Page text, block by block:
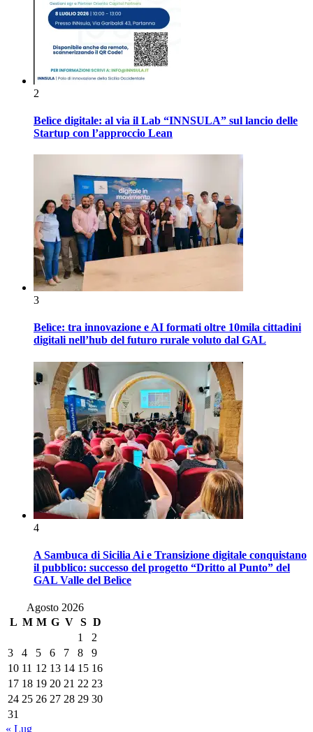
2
Belìce digitale: al via il Lab “INNSULA” sul lancio delle
Startup con l’approccio Lean
3
Belìce: tra innovazione e AI formati oltre 10mila cittadini
digitali nell’hub del futuro rurale voluto dal GAL
4
A Sambuca di Sicilia Ai e Transizione digitale conquistano
il pubblico: successo del progetto “Dritto al Punto” del
GAL Valle del Belìce
Agosto 2026
L M M G V S D
1
2
3
4 5 6 7 8
9
10 11 12 13 14 15 16
17 18 19 20 21 22 23
24 25 26 27 28 29 30
31
« Lug